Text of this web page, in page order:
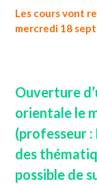
Les cours vont
mercredi 18
Ouverture
orientale le
(professeur :
des
possible de